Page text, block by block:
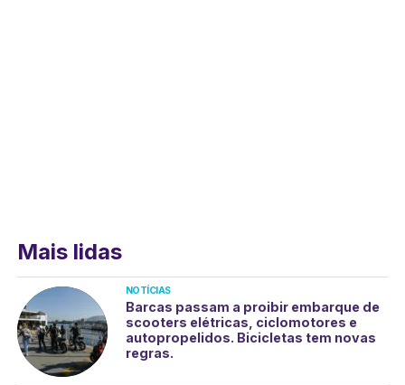
Mais lidas
NOTÍCIAS
Barcas passam a proibir embarque de
scooters elétricas, ciclomotores e
autopropelidos. Bicicletas tem novas
regras.